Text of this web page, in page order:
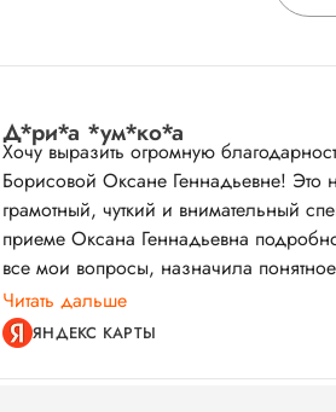
ГОРЯЧАЯ
Д*ри*а *ум*ко*а
Хочу выразить огромную
Борисовой Оксане Геннадьевне! Это
грамотный, чуткий и внимательный
приеме Оксана Геннадьевна
все мои вопросы, назначила
эффективное лечение без лишних
Большое спасибо за Ваш
Читать дальше
ЯНДЕКС КАРТЫ